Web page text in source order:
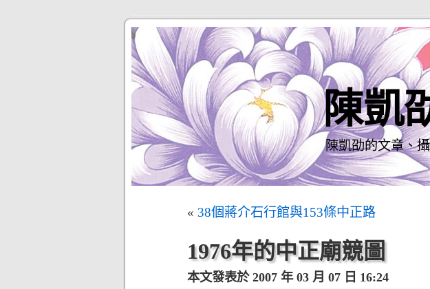
陳凱
陳凱劭的文章、
« 38個蔣介石行館與153條中正路
1976年的中正廟競圖
本文發表於 2007 年 03 月 07 日 16:24